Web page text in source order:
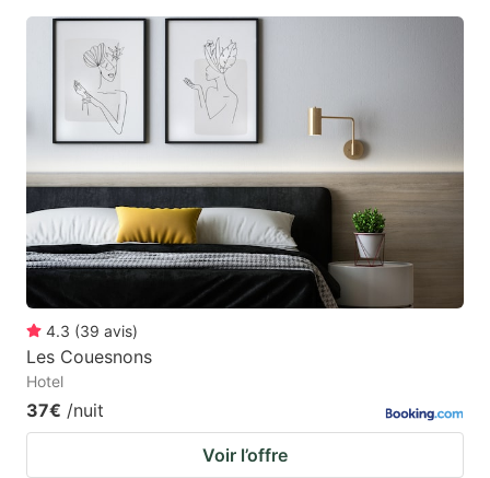
4.3 (39 avis)
Les Couesnons
Hotel
37€ /nuit
Voir l’offre